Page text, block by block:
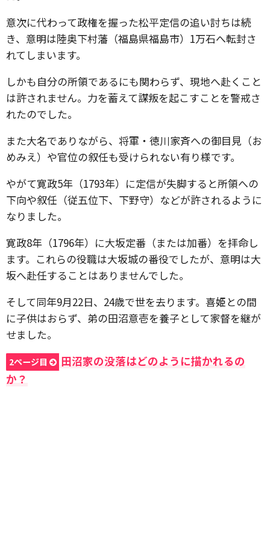
意次に代わって政権を握った松平定信の追い討ちは続
き、意明は陸奥下村藩（福島県福島市）1万石へ転封さ
れてしまいます。
しかも自分の所領であるにも関わらず、現地へ赴くこと
は許されません。力を蓄えて謀叛を起こすことを警戒さ
れたのでした。
また大名でありながら、将軍・徳川家斉への御目見（お
めみえ）や官位の叙任も受けられない有り様です。
やがて寛政5年（1793年）に定信が失脚すると所領への
下向や叙任（従五位下、下野守）などが許されるように
なりました。
寛政8年（1796年）に大坂定番（または加番）を拝命し
ます。これらの役職は大坂城の番役でしたが、意明は大
坂へ赴任することはありませんでした。
そして同年9月22日、24歳で世を去ります。喜姫との間
に子供はおらず、弟の田沼意壱を養子として家督を継が
せました。
2ページ目
田沼家の没落はどのように描かれるの
か？